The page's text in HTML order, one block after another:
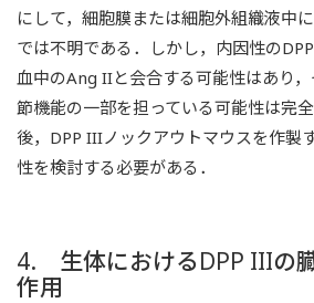
にして，細胞膜または細胞外組織液中
では不明である．しかし，内因性の
血中のAng IIと会合する可能性はあり
節機能の一部を担っている可能性は完
後，DPP IIIノックアウトマウスを作製
性を検討する必要がある．
4. 生体におけるDPP IIIの
作用